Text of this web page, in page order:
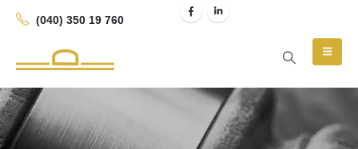
(040) 350 19 760